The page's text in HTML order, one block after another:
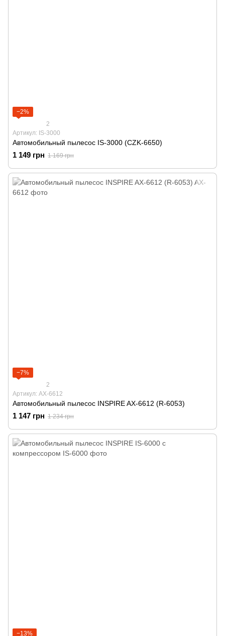
−2%
2
Артикул: IS-3000
Автомобильный пылесос IS-3000 (CZK-6650)
1 149 грн 1 169 грн
−7%
2
Артикул: AX-6612
Автомобильный пылесос INSPIRE AX-6612 (R-6053)
1 147 грн 1 234 грн
−13%